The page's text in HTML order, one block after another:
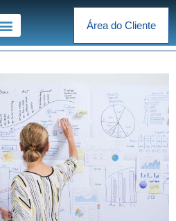
Área do Cliente